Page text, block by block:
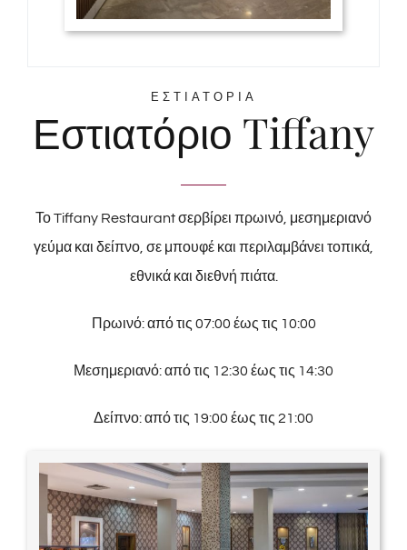
ΕΣΤΙΑΤΟΡΙΑ
Εστιατόριο Tiffany
Το Tiffany Restaurant σερβίρει πρωινό, μεσημεριανό
γεύμα και δείπνο, σε μπουφέ και περιλαμβάνει τοπικά,
εθνικά και διεθνή πιάτα.
Πρωινό: από τις 07:00 έως τις 10:00
Μεσημεριανό: από τις 12:30 έως τις 14:30
Δείπνο: από τις 19:00 έως τις 21:00